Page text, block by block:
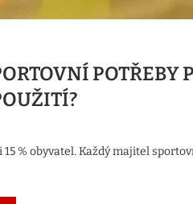
POTŘEBY
% obyvatel. Každý majitel